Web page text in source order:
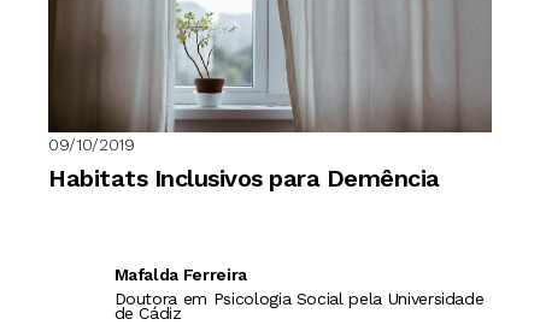
09/10/2019
Habitats Inclusivos para Demência
Mafalda Ferreira
Doutora em Psicologia Social pela Universidade
de Cádiz